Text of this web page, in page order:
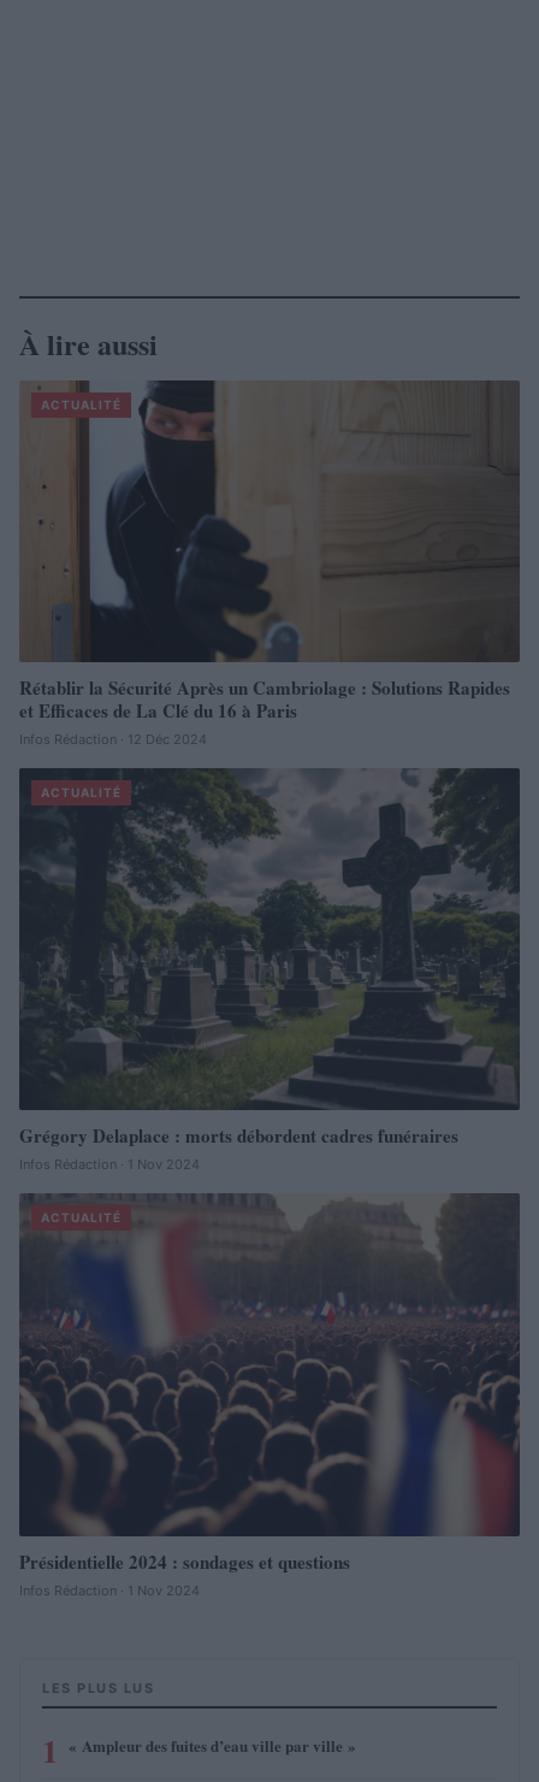
À lire aussi
ACTUALITÉ
Rétablir la Sécurité Après un Cambriolage : Solutions Rapides
et Efficaces de La Clé du 16 à Paris
Infos Rédaction · 12 Déc 2024
ACTUALITÉ
Grégory Delaplace : morts débordent cadres funéraires
Infos Rédaction · 1 Nov 2024
ACTUALITÉ
Présidentielle 2024 : sondages et questions
Infos Rédaction · 1 Nov 2024
LES PLUS LUS
1 « Ampleur des fuites d’eau ville par ville »